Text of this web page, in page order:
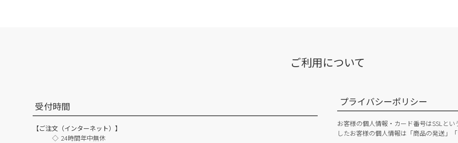
ご利用について
受付時間
【ご注文（インターネット）】
24時間年中無休
プライバシーポリシー
お客様の個人情報・カード番号はSSLと
したお客様の個人情報は「商品の発送」